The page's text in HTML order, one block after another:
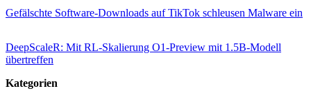
Gefälschte Software-Downloads auf TikTok schleusen Malware ein
DeepScaleR: Mit RL-Skalierung O1-Preview mit 1.5B-Modell
übertreffen
Kategorien